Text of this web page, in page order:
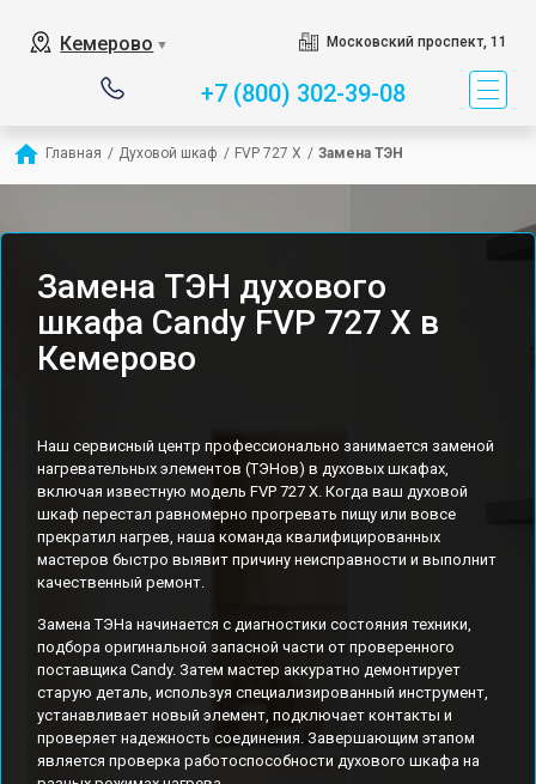
Кемерово ▼ Московский проспект, 11
+7 (800) 302-39-08
Главная / Духовой шкаф / FVP 727 X / Замена ТЭН
Замена ТЭН духового
шкафа Candy FVP 727 X в
Кемерово
Наш сервисный центр профессионально занимается заменой
нагревательных элементов (ТЭНов) в духовых шкафах,
включая известную модель FVP 727 X. Когда ваш духовой
шкаф перестал равномерно прогревать пищу или вовсе
прекратил нагрев, наша команда квалифицированных
мастеров быстро выявит причину неисправности и выполнит
качественный ремонт.
Замена ТЭНа начинается с диагностики состояния техники,
подбора оригинальной запасной части от проверенного
поставщика Candy. Затем мастер аккуратно демонтирует
старую деталь, используя специализированный инструмент,
устанавливает новый элемент, подключает контакты и
проверяет надежность соединения. Завершающим этапом
является проверка работоспособности духового шкафа на